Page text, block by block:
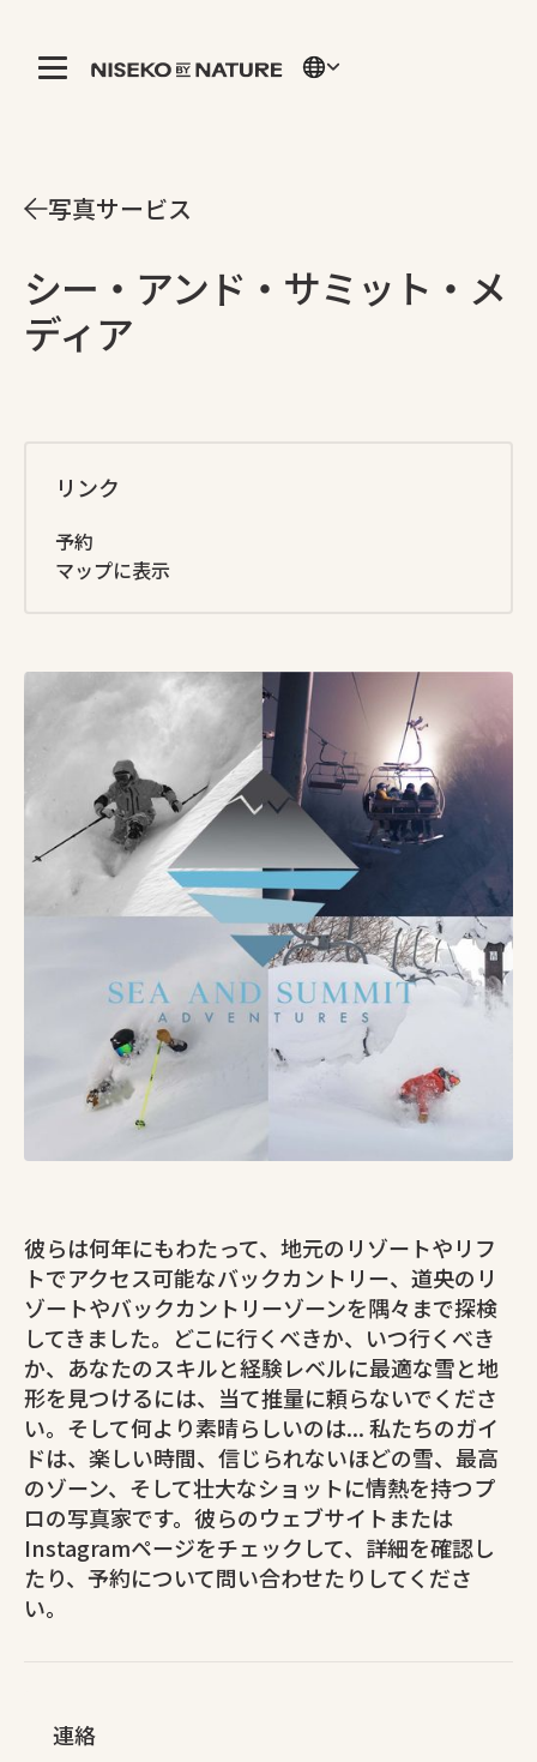
写真サービス
シー・アンド・サミット・メ
ディア
リンク
予約
マップに表示
彼らは何年にもわたって、地元のリゾートやリフ
トでアクセス可能なバックカントリー、道央のリ
ゾートやバックカントリーゾーンを隅々まで探検
してきました。どこに行くべきか、いつ行くべき
か、あなたのスキルと経験レベルに最適な雪と地
形を見つけるには、当て推量に頼らないでくださ
い。そして何より素晴らしいのは... 私たちのガイ
ドは、楽しい時間、信じられないほどの雪、最高
のゾーン、そして壮大なショットに情熱を持つプ
ロの写真家です。彼らのウェブサイトまたは
Instagramページをチェックして、詳細を確認し
たり、予約について問い合わせたりしてくださ
い。
連絡